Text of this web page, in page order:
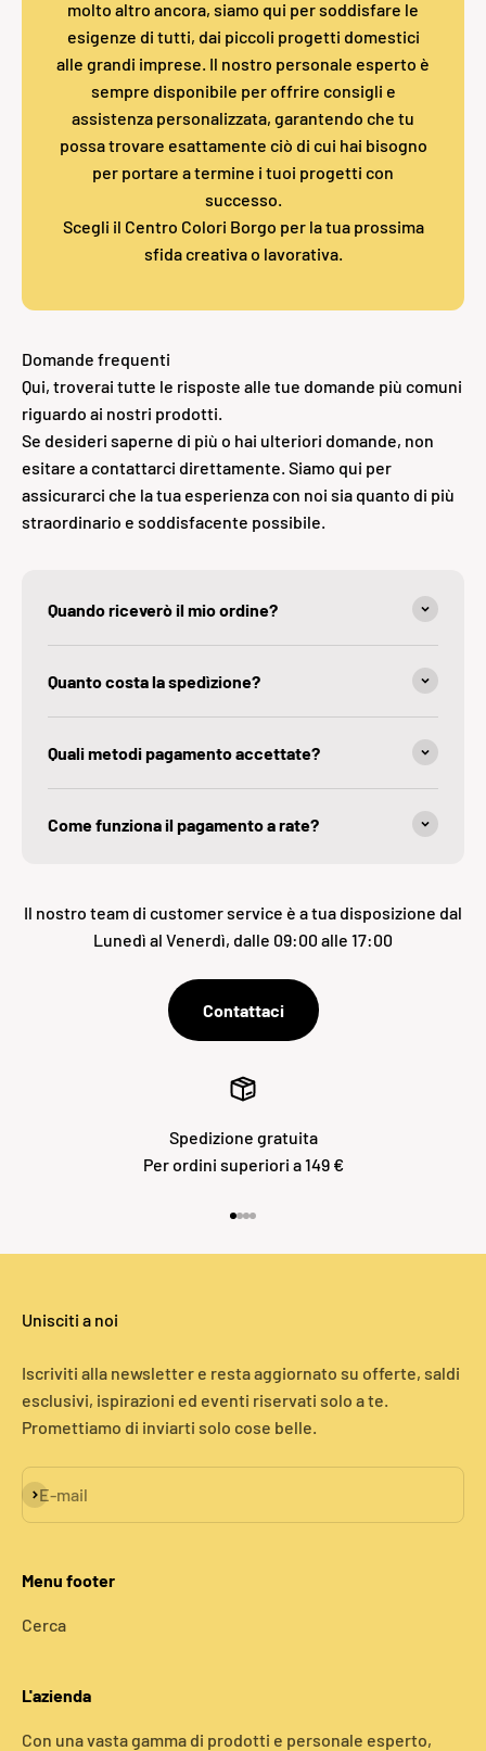
molto altro ancora, siamo qui per soddisfare le
esigenze di tutti, dai piccoli progetti domestici
alle grandi imprese. Il nostro personale esperto è
sempre disponibile per offrire consigli e
assistenza personalizzata, garantendo che tu
possa trovare esattamente ciò di cui hai bisogno
per portare a termine i tuoi progetti con
successo.
Scegli il Centro Colori Borgo per la tua prossima
sfida creativa o lavorativa.
Domande frequenti
Qui, troverai tutte le risposte alle tue domande più comuni
riguardo ai nostri prodotti.
Se desideri saperne di più o hai ulteriori domande, non
esitare a contattarci direttamente. Siamo qui per
assicurarci che la tua esperienza con noi sia quanto di più
straordinario e soddisfacente possibile.
Quando riceverò il mio ordine?
Quanto costa la spedìzione?
Quali metodi pagamento accettate?
Come funziona il pagamento a rate?
Il nostro team di customer service è a tua disposizione dal
Lunedì al Venerdì, dalle 09:00 alle 17:00
Contattaci
Spedizione gratuita
Per ordini superiori a 149 €
Unisciti a noi
Iscriviti alla newsletter e resta aggiornato su offerte, saldi
esclusivi, ispirazioni ed eventi riservati solo a te.
Promettiamo di inviarti solo cose belle.
E-mail
Iscriviti alla newsletter
Menu footer
Cerca
L'azienda
Con una vasta gamma di prodotti e personale esperto,